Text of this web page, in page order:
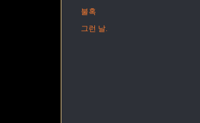
불혹
그런 날.